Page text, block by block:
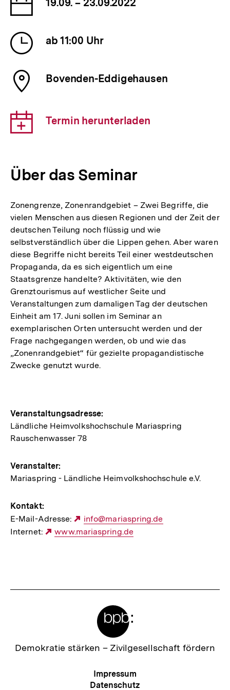
der
Veranstaltung
19.09. – 23.09.2022
Uhrzeit
der
Veranstaltung
ab 11:00 Uhr
Ort
der
Bovenden-Eddigehausen
Download-
Link:
Termin herunterladen
Über das Seminar
Zonengrenze, Zonenrandgebiet – Zwei Begriffe, die
vielen Menschen aus diesen Regionen und der Zeit der
deutschen Teilung noch flüssig und wie
selbstverständlich über die Lippen gehen. Aber waren
diese Begriffe nicht bereits Teil einer westdeutschen
Propaganda, da es sich eigentlich um eine
Staatsgrenze handelte? Aktivitäten, wie den
Grenztourismus auf westlicher Seite und
Veranstaltungen zum damaligen Tag der deutschen
Einheit am 17. Juni sollen im Seminar an
exemplarischen Orten untersucht werden und der
Frage nachgegangen werden, ob und wie das
„Zonenrandgebiet“ für gezielte propagandistische
Zwecke genutzt wurde.
Hinweise
zur
Veranstaltungsadresse:
Ländliche Heimvolkshochschule Mariaspring
Rauschenwasser 78
Veranstalter:
Mariaspring - Ländliche Heimvolkshochschule e.V.
Kontakt:
E-Mail-Adresse:
Externer
Link:
info@mariaspring.de
Internet:
Externer
www.mariaspring.de
Zur
Demokratie stärken – Zivilgesellschaft fördern
Meta-
Navigation
Impressum
Datenschutz